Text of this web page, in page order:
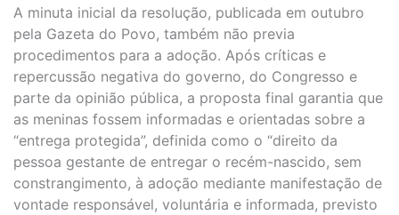
A minuta inicial da resolução, publicada em outubro
pela Gazeta do Povo, também não previa
procedimentos para a adoção. Após críticas e
repercussão negativa do governo, do Congresso e
parte da opinião pública, a proposta final garantia que
as meninas fossem informadas e orientadas sobre a
“entrega protegida”, definida como o “direito da
pessoa gestante de entregar o recém-nascido, sem
constrangimento, à adoção mediante manifestação de
vontade responsável, voluntária e informada, previsto